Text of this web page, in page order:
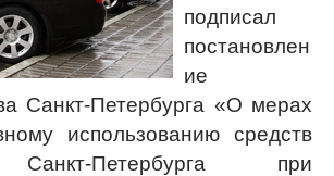
подписал
постановлен
ие
Санкт-Петербурга «О мерах
использованию средств
Петербурга при